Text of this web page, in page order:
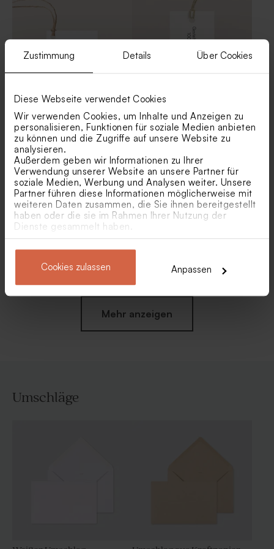
Zustimmung Details Über Cookies
Diese Webseite verwendet Cookies
Wir verwenden Cookies, um Inhalte und Anzeigen zu
personalisieren, Funktionen für soziale Medien anbieten
zu können und die Zugriffe auf unsere Website zu
analysieren.
Außerdem geben wir Informationen zu Ihrer
Verwendung unserer Website an unsere Partner für
soziale Medien, Werbung und Analysen weiter. Unsere
Partner führen diese Informationen möglicherweise mit
weiteren Daten zusammen, die Sie ihnen bereitgestellt
haben oder die sie im Rahmen Ihrer Nutzung der
Dienste gesammelt haben.
Cookies zulassen Anpassen
Anhänger matt Geschenkanhänger | weiß
Mehr anzeigen
Umschläge